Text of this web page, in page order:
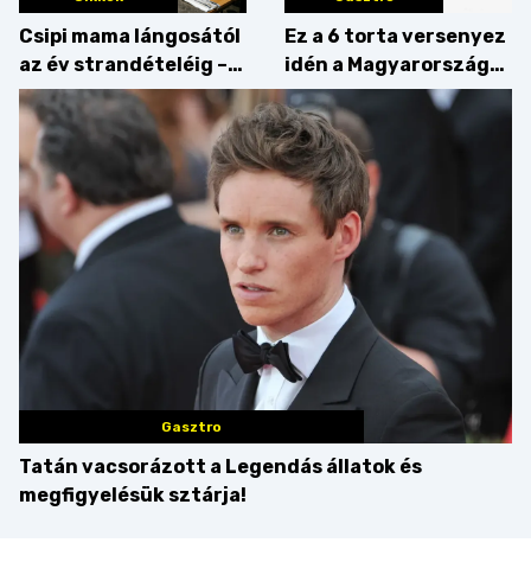
Csipi mama lángosától
az év strandételéig –
idén is felzabáltuk a
Balaton déli partját
Ez a 6 torta versenyez
idén a Magyarország
tortája címért
Gasztro
Tatán vacsorázott a Legendás állatok és
megfigyelésük sztárja!